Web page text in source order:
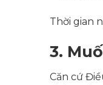
Thời gian
3.
Căn cứ